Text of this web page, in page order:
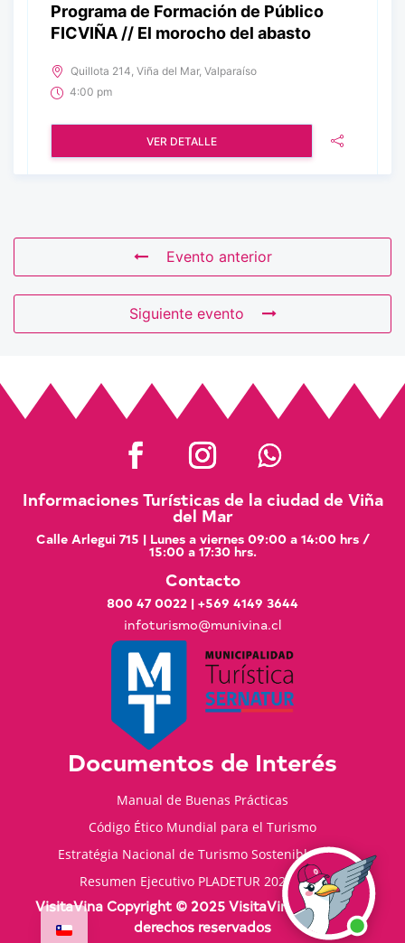
Programa de Formación de Público
FICVIÑA // El morocho del abasto
Quillota 214, Viña del Mar, Valparaíso
4:00 pm
VER DETALLE
Evento anterior
Siguiente evento
Informaciones Turísticas de la ciudad de Viña
del Mar
Calle Arlegui 715 | Lunes a viernes 09:00 a 14:00 hrs /
15:00 a 17:30 hrs.
Contacto
800 47 0022 | +569 4149 3644
infoturismo@munivina.cl
Documentos de Interés
Manual de Buenas Prácticas
Código Ético Mundial para el Turismo
Estratégia Nacional de Turismo Sostenible 2035
Resumen Ejecutivo PLADETUR 2025-2023
VisitaVina Copyright © 2025 VisitaVina - Todos los
derechos reservados